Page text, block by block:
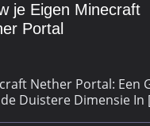
je Eigen Minecraft
Portal
Nether Portal: Een
Duistere Dimensie In